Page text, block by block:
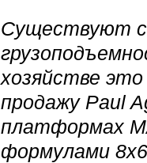
Существуют
хозяйстве
продажу Paul
платформах
формулами